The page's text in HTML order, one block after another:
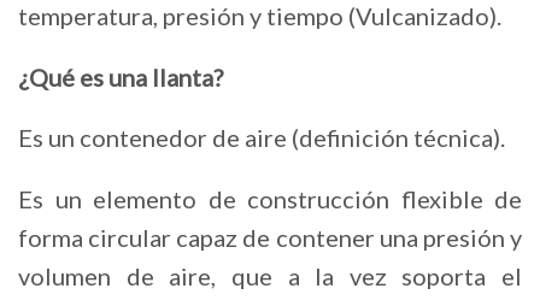
temperatura, presión y tiempo (Vulcanizado).
¿Qué es una llanta?
Es un contenedor de aire (definición técnica).
Es un elemento de construcción flexible de
forma circular capaz de contener una presión y
volumen de aire, que a la vez soporta el